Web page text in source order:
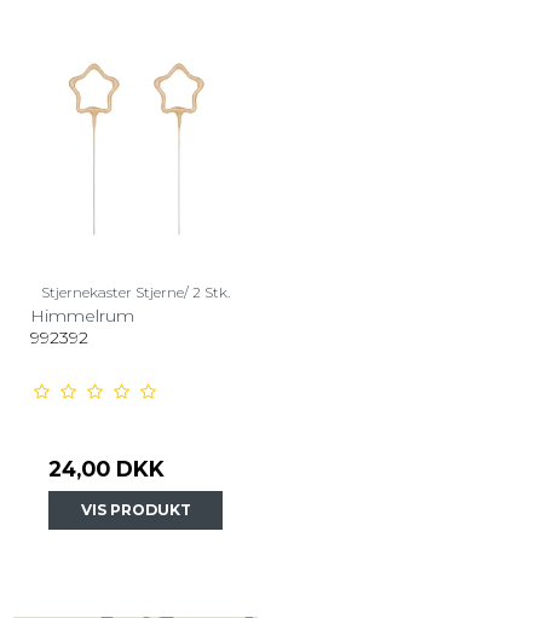
Stjernekaster Stjerne/ 2 Stk.
Himmelrum
992392
24,00 DKK
VIS PRODUKT